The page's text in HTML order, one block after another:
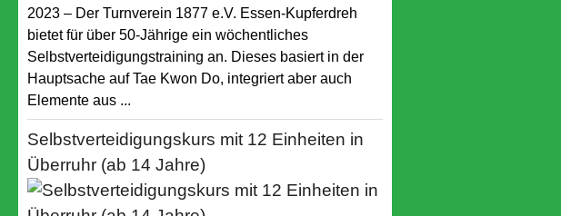
2023 – Der Turnverein 1877 e.V. Essen-Kupferdreh
bietet für über 50-Jährige ein wöchentliches
Selbstverteidigungstraining an. Dieses basiert in der
Hauptsache auf Tae Kwon Do, integriert aber auch
Elemente aus ...
Selbstverteidigungskurs mit 12 Einheiten in
Überruhr (ab 14 Jahre)